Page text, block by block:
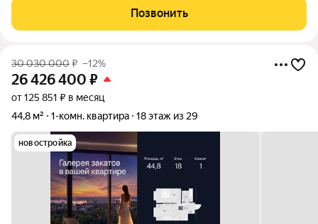
которых открывается вдохновляющий вид на лесопарк и
мегаполис. Комплекс состоит
Позвонить
30 030 000₽ –12%
26 426 400 ₽
от 125 851 ₽ в месяц
44,8 м²
1-комн. квартира 18 этаж из 29
новостройка